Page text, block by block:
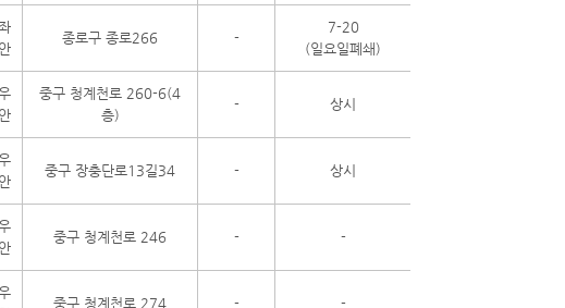
안
종로구 종로266 -
7-20
(일요일폐쇄)
안
중구 청계천로 260-6(4
층)
- 상시
안
중구 장충단로13길34 - 상시
안
중구 청계천로 246 - -
중구 청계천로 274 - -